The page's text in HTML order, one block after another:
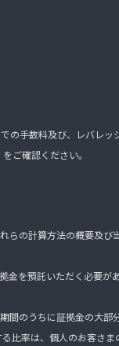
の手数料及び、レバレッ
をご確認ください。
らの計算方法の概要及び
金を預託いただく必要が
間のうちに証拠金の大部
比率は、個人のお客さ